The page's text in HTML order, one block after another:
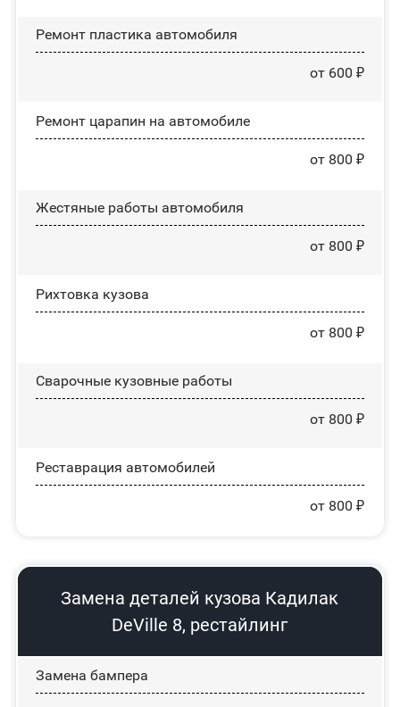
Ремонт пластика автомобиля
от 600 ₽
Ремонт царапин на автомобиле
от 800 ₽
Жестяные работы автомобиля
от 800 ₽
Рихтовка кузова
от 800 ₽
Сварочные кузовные работы
от 800 ₽
Реставрация автомобилей
от 800 ₽
Замена деталей кузова Кадилак
DeVille 8, рестайлинг
Замена бампера